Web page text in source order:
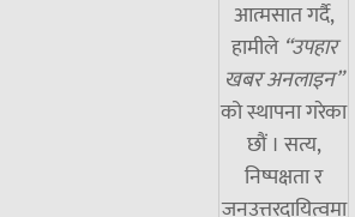
आत्मसात गर्दै,
हामीले “उपहार
खबर अनलाइन”
को स्थापना गरेका
छौं । सत्य,
निष्पक्षता र